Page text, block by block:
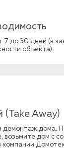
7 до 30 дней (в
объекта).
(Take Away)
демонтаж дома.
возьмите дом с